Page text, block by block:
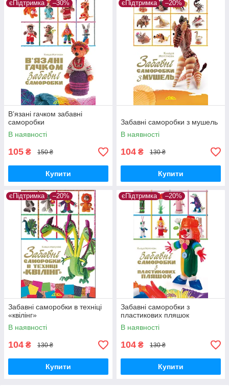
єПідтримка –30%
В’язані гачком забавні
саморобки
В наявності
105 ₴ 150 ₴
Купити
єПідтримка –20%
Забавні саморобки з мушель
В наявності
104 ₴ 130 ₴
Купити
єПідтримка –20%
Забавні саморобки в техніці
«квілінг»
В наявності
104 ₴ 130 ₴
Купити
єПідтримка –20%
Забавні саморобки з
пластикових пляшок
В наявності
104 ₴ 130 ₴
Купити